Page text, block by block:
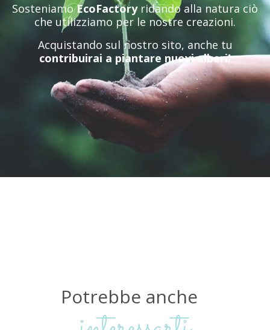
SosteniamoEcoFactoryridando alla natura ciò
che utilizziamo per le nostre creazioni.
Acquistando sul nostro sito, anche tu
contribuirai a piantare nuovi alberi!
Potrebbe anche